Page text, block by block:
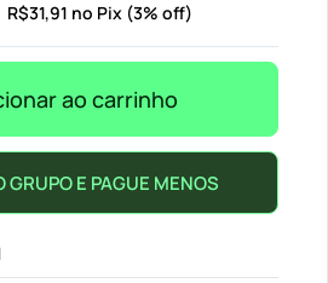
R$31,91 no Pix (3% off)
ao carrinho
GRUPO E PAGUE MENOS